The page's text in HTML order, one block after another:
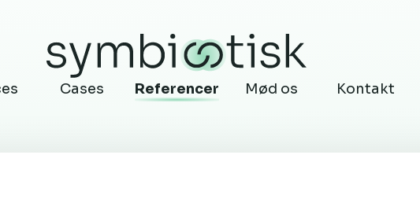
Cases Referencer Mød os Kontakt